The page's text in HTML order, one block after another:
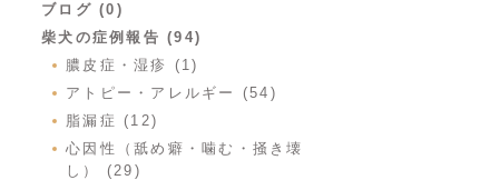
ブログ (0)
柴犬の症例報告 (94)
膿皮症・湿疹 (1)
アトピー・アレルギー (54)
脂漏症 (12)
心因性（舐め癖・噛む・掻き壊
し） (29)